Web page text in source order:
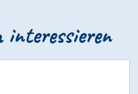
in­­­­­ter­es­­­sie­­­ren